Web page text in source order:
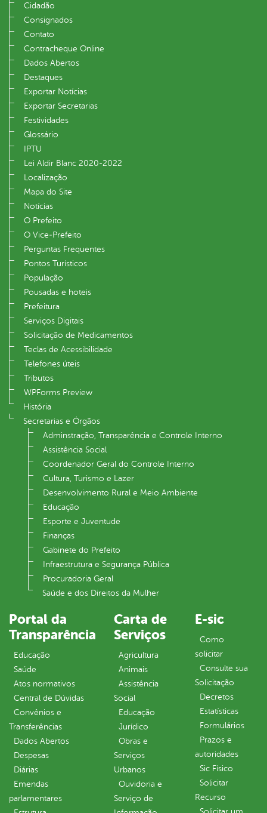
Cidadão
Consignados
Contato
Contracheque Online
Dados Abertos
Destaques
Exportar Notícias
Exportar Secretarias
Festividades
Glossário
IPTU
Lei Aldir Blanc 2020-2022
Localização
Mapa do Site
Notícias
O Prefeito
O Vice‐Prefeito
Perguntas Frequentes
Pontos Turísticos
População
Pousadas e hoteis
Prefeitura
Serviços Digitais
Solicitação de Medicamentos
Teclas de Acessibilidade
Telefones úteis
Tributos
WPForms Preview
História
Secretarias e Órgãos
Adminstração, Transparência e Controle Interno
Assistência Social
Coordenador Geral do Controle Interno
Cultura, Turismo e Lazer
Desenvolvimento Rural e Meio Ambiente
Educação
Esporte e Juventude
Finanças
Gabinete do Prefeito
Infraestrutura e Segurança Pública
Procuradoria Geral
Saúde e dos Direitos da Mulher
Portal da
Transparência
Educação
Saúde
Atos normativos
Central de Dúvidas
Convênios e
Transferências
Dados Abertos
Despesas
Diárias
Emendas
parlamentares
Carta de
Serviços
Agricultura
Animais
Assistência
Social
Educação
Jurídico
Obras e
Serviços
Urbanos
Ouvidoria e
Serviço de
E-sic
Como
solicitar
Consulte sua
Solicitação
Decretos
Estatísticas
Formulários
Prazos e
autoridades
Sic Físico
Solicitar
Recurso